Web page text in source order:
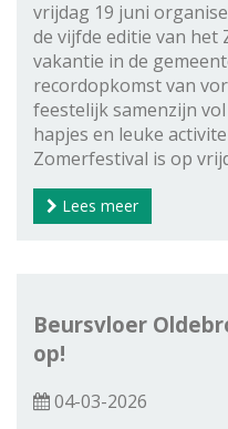
vrijdag 19 juni
de vijfde editie van het
vakantie in de
recordopkomst van
feestelijk samenzijn
hapjes en leuke
Zomerfestival is op
Lees meer
Beursvloer
op!
04-03-2026